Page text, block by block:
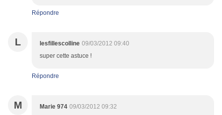
Répondre
L lesfillescolline 09/03/2012 09:40
super cette astuce !
Répondre
M Marie 974 09/03/2012 09:32